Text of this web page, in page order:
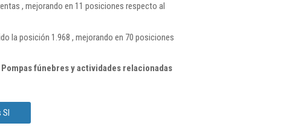
, mejorando en 11 posiciones respecto al
la posición 1.968 , mejorando en 70 posiciones
fúnebres y actividades relacionadas
Sl